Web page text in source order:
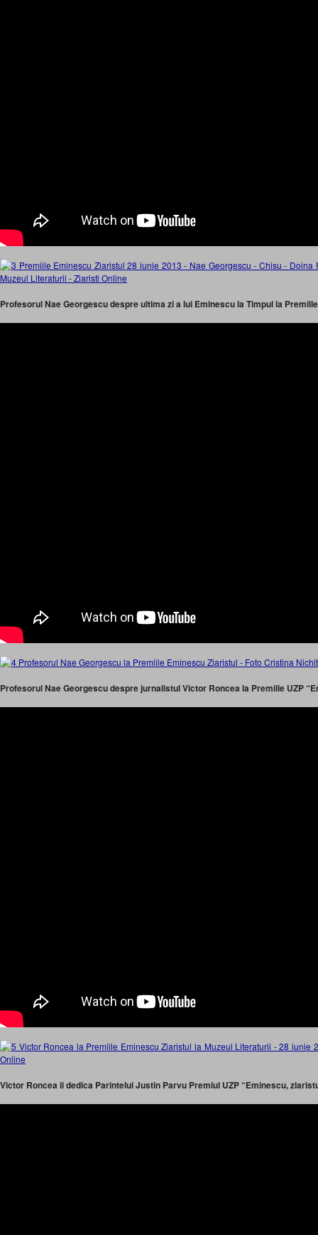
Profesorul Nae Georgescu despre ultima zi a lui Eminescu la Timpul la
Profesorul Nae Georgescu despre jurnalistul Victor Roncea la Premiile UZP
Victor Roncea ii dedica Parintelui Justin Parvu Premiul UZP “Eminescu,